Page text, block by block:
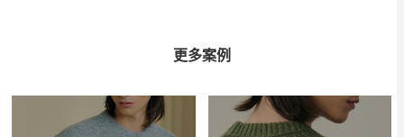
更多案例